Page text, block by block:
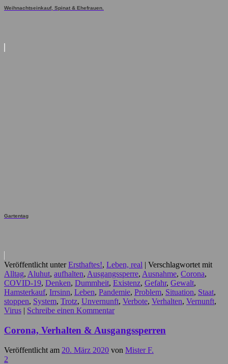
Weihnachtseinkauf, Spinat & Ehefrauen.
Gartentag
Veröffentlicht unter Ersthaftes!, Leben, real
Verschlagwortet mit
Alltag, Aluhut, aufhalten, Ausgangssperre, Ausnahme, Corona,
COVID-19, Denken, Dummheit, Existenz, Gefahr, Gewalt,
Hamsterkauf, Irrsinn, Leben, Pandemie, Problem, Situation, Staat,
stoppen, System, Trotz, Unvernunft, Verbote, Verhalten, Vernunft,
Virus
Schreibe einen Kommentar
Corona, Verhalten & Ausgangssperren
Veröffentlicht am 20. März 2020 von Mister F.
2